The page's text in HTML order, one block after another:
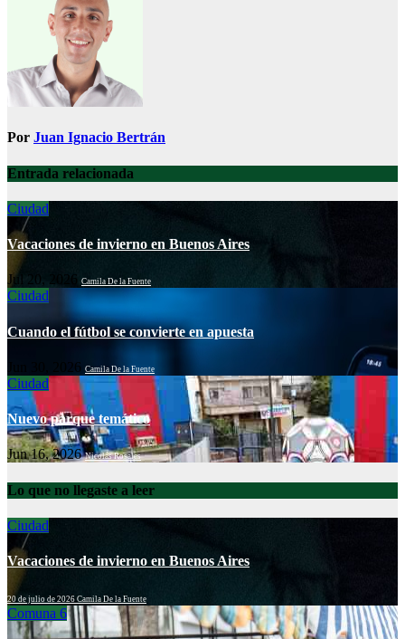
Por Juan Ignacio Bertrán
Entrada relacionada
Ciudad
Vacaciones de invierno en Buenos Aires
Jul 20, 2026 Camila De la Fuente
Ciudad
Cuando el fútbol se convierte en apuesta
Jun 30, 2026 Camila De la Fuente
Ciudad
Nuevo parque temático
Jun 16, 2026Nicolás Rosales
Lo que no llegaste a leer
Ciudad
Vacaciones de invierno en Buenos Aires
20 de julio de 2026 Camila De la Fuente
Comuna 6